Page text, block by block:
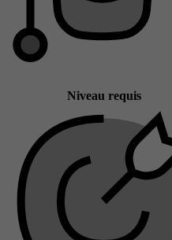
Niveau requis